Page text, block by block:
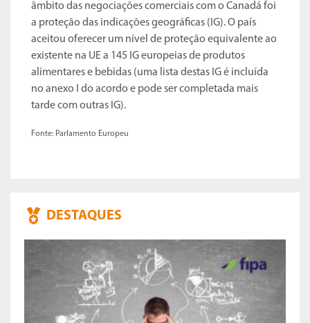
âmbito das negociações comerciais com o Canadá foi
a proteção das indicações geográficas (IG). O país
aceitou oferecer um nível de proteção equivalente ao
existente na UE a 145 IG europeias de produtos
alimentares e bebidas (uma lista destas IG é incluída
no anexo I do acordo e pode ser completada mais
tarde com outras IG).
Fonte: Parlamento Europeu
DESTAQUES